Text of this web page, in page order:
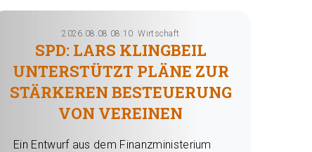
2026.08.08 08:10Wirtschaft
SPD: LARS KLINGBEIL
UNTERSTÜTZT PLÄNE ZUR
STÄRKEREN BESTEUERUNG
VON VEREINEN
Ein Entwurf aus dem Finanzministerium